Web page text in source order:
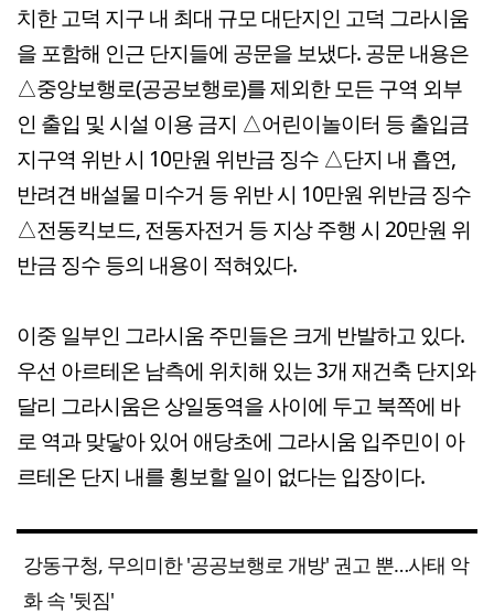
치한 고덕 지구 내 최대 규모 대단지인 고덕 그라시움
을 포함해 인근 단지들에 공문을 보냈다. 공문 내용은
△중앙보행로(공공보행로)를 제외한 모든 구역 외부
인 출입 및 시설 이용 금지 △어린이놀이터 등 출입금
지구역 위반 시 10만원 위반금 징수 △단지 내 흡연,
반려견 배설물 미수거 등 위반 시 10만원 위반금 징수
△전동킥보드, 전동자전거 등 지상 주행 시 20만원 위
반금 징수 등의 내용이 적혀있다.
이중 일부인 그라시움 주민들은 크게 반발하고 있다.
우선 아르테온 남측에 위치해 있는 3개 재건축 단지와
달리 그라시움은 상일동역을 사이에 두고 북쪽에 바
로 역과 맞닿아 있어 애당초에 그라시움 입주민이 아
르테온 단지 내를 횡보할 일이 없다는 입장이다.
강동구청, 무의미한 '공공보행로 개방' 권고 뿐…사태 악
화 속 '뒷짐'